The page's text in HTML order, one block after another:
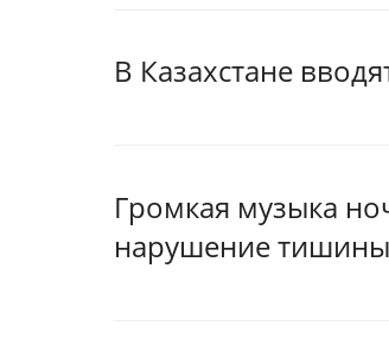
В Казахстане
Громкая музыка
нарушение тишины